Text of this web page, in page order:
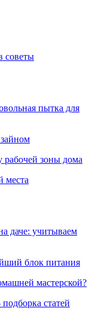
советы
пытка для
рабочей зоны дома
места
даче: учитываем
блок питания
мастерской?
статей